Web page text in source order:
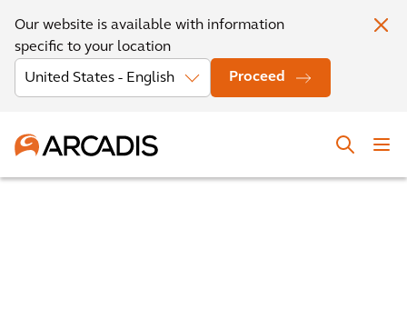
Our website is available with information
specific to your location
Proceed